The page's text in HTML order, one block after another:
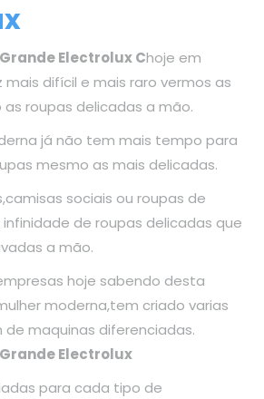
Electrolux Choje em
difícil e mais raro vermos as
roupas delicadas a mão.
já não tem mais tempo para
mesmo as mais delicadas.
sociais ou roupas de
de roupas delicadas que
a mão.
hoje sabendo desta
moderna,tem criado varias
maquinas diferenciadas.
Electrolux
para cada tipo de